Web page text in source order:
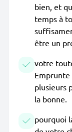
bien, et
temps à
être un
votre
plusieurs
la bonne.
pourquoi